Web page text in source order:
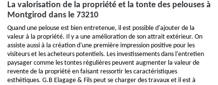
La valorisation de la propriété et la tonte des pelouses à
Montgirod dans le 73210
Quand une pelouse est bien entretenue, il est possible d'ajouter de la
valeur à la propriété. Il y a une amélioration de son attrait extérieur. On
assiste aussi à la création d'une première impression positive pour les
visiteurs et les acheteurs potentiels. Les investissements dans l'entretien
paysager comme les tontes régulières peuvent augmenter la valeur de
revente de la propriété en faisant ressortir les caractéristiques
esthétiques. G.B Elagage & Fils peut se charger des travaux et il est à